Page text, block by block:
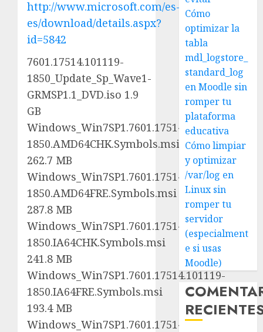
http://www.microsoft.com/es-
es/download/details.aspx?
id=5842
7601.17514.101119-
1850_Update_Sp_Wave1-
GRMSP1.1_DVD.iso 1.9
GB
Windows_Win7SP1.7601.17514.101119-
1850.AMD64CHK.Symbols.msi
262.7 MB
Windows_Win7SP1.7601.17514.101119-
1850.AMD64FRE.Symbols.msi
287.8 MB
Windows_Win7SP1.7601.17514.101119-
1850.IA64CHK.Symbols.msi
241.8 MB
Windows_Win7SP1.7601.17514.101119-
1850.IA64FRE.Symbols.msi
193.4 MB
Windows_Win7SP1.7601.17514.101119-
Cómo
optimizar la
tabla
mdl_logstore_
standard_log
en Moodle sin
romper tu
plataforma
educativa
Cómo limpiar
y optimizar
/var/log en
Linux sin
romper tu
servidor
(especialment
e si usas
Moodle)